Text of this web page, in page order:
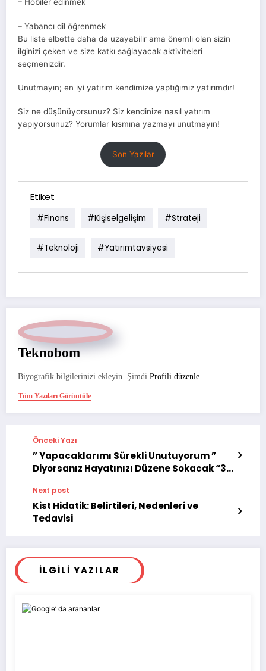
– Hobiler edinmek
– Yabancı dil öğrenmek
Bu liste elbette daha da uzayabilir ama önemli olan sizin
ilginizi çeken ve size katkı sağlayacak aktiviteleri
seçmenizdir.
Unutmayın; en iyi yatırım kendimize yaptığımız yatırımdır!
Siz ne düşünüyorsunuz? Siz kendinize nasıl yatırım
yapıyorsunuz? Yorumlar kısmına yazmayı unutmayın!
Son Yazılar
Etiket
#finans #kişiselgelişim #strateji
#teknoloji #yatırımtavsiyesi
Teknobom
Biyografik bilgilerinizi ekleyin. Şimdi Profili düzenle
Tüm Yazıları Görüntüle
Önceki Yazı
” Yapacaklarımı Sürekli Unutuyorum ”
Diyorsanız Hayatınızı Düzene Sokacak “3”
Next post
Kist Hidatik: Belirtileri, Nedenleri ve
Tedavisi
İLGILI YAZILAR